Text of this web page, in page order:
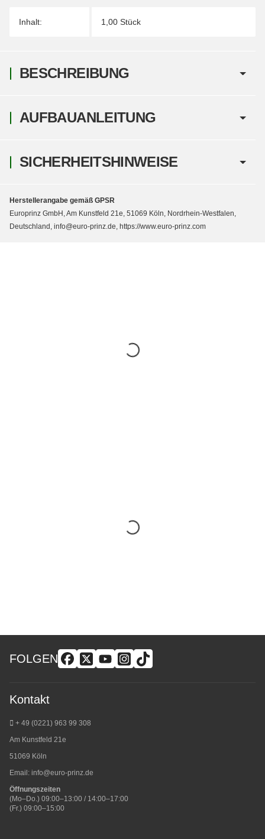
Inhalt: 1,00 Stück
BESCHREIBUNG
AUFBAUANLEITUNG
SICHERHEITSHINWEISE
Herstellerangabe gemäß GPSR
Europrinz GmbH, Am Kunstfeld 21e, 51069 Köln, Nordrhein-Westfalen,
Deutschland, info@euro-prinz.de, https://www.euro-prinz.com
FOLGEN
Kontakt
+ 49 (0221) 963 99 308
Am Kunstfeld 21e
51069 Köln
Email: info@euro-prinz.de
Öffnungszeiten
(Mo–Do.) 09:00–13:00 / 14:00–17:00
(Fr.) 09:00–15:00